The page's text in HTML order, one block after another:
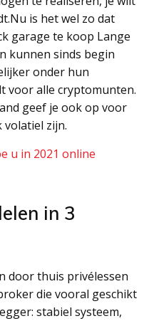
is het wel zo dat
garage te koop Lange
kunnen sinds begin
onder hun
voor alle cryptomunten.
geef je ook op voor
zijn.
u in 2021 online
in 3
door thuis privélessen
die vooral geschikt
stabiel systeem,